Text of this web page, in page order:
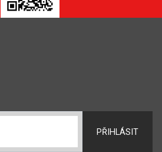
PŘIHLÁSIT